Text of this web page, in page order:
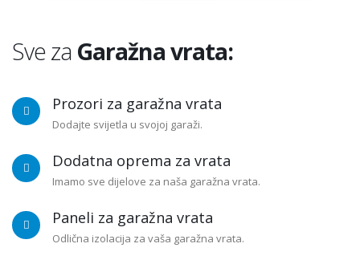
Sve za Garažna vrata:
Prozori za garažna vrata
Dodajte svijetla u svojoj garaži.
Dodatna oprema za vrata
Imamo sve dijelove za naša garažna vrata.
Paneli za garažna vrata
Odlična izolacija za vaša garažna vrata.